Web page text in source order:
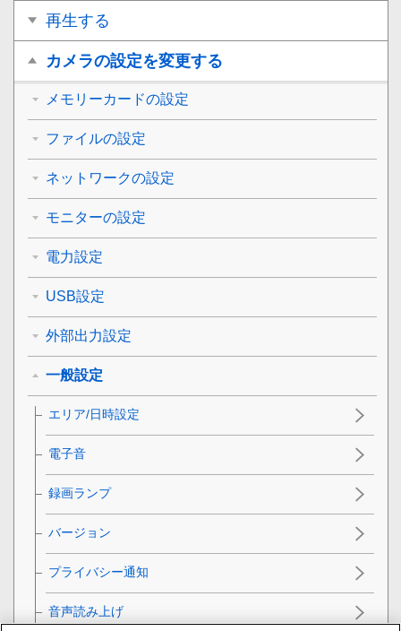
再生する
カメラの設定を変更する
メモリーカードの設定
ファイルの設定
ネットワークの設定
モニターの設定
電力設定
USB設定
外部出力設定
一般設定
エリア/日時設定
電子音
録画ランプ
バージョン
プライバシー通知
音声読み上げ